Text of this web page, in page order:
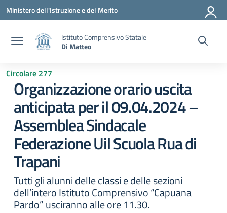
Vai ai contenuti
Vai al menu di navigazione
Vai al footer
Ministero dell'Istruzione e del Merito
Istituto Comprensivo Statale
Di Matteo
Circolare 277
Organizzazione orario uscita
anticipata per il 09.04.2024 –
Assemblea Sindacale
Federazione Uil Scuola Rua di
Trapani
Tutti gli alunni delle classi e delle sezioni
dell’intero Istituto Comprensivo “Capuana
Pardo” usciranno alle ore 11.30.